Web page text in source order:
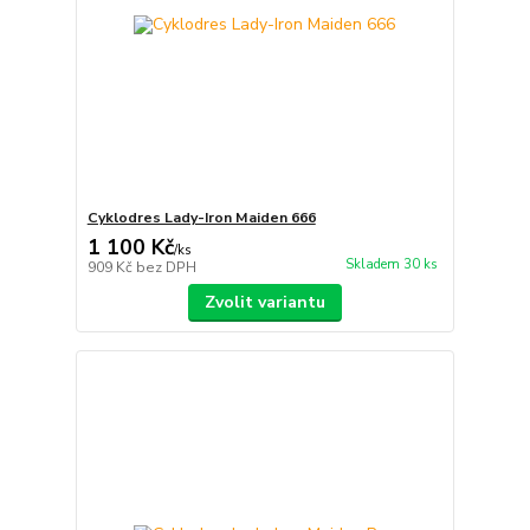
Cyklodres Lady-Iron Maiden 666
1 100 Kč/ks
909 Kč bez DPH Skladem 30 ks
Zvolit variantu